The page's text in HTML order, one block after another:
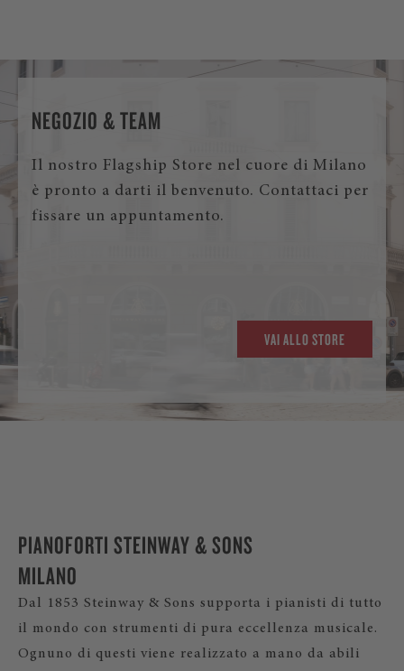
NEGOZIO & TEAM
Il nostro Flagship Store nel cuore di Milano
è pronto a darti il benvenuto. Contattaci per
fissare un appuntamento.
VAI ALLO STORE
PIANOFORTI STEINWAY & SONS
MILANO
Dal 1853 Steinway & Sons supporta i pianisti di tutto
il mondo con strumenti di pura eccellenza musicale.
Ognuno di questi viene realizzato a mano da abili